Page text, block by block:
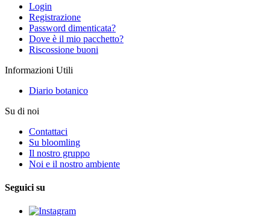
Login
Registrazione
Password dimenticata?
Dove è il mio pacchetto?
Riscossione buoni
Informazioni Utili
Diario botanico
Su di noi
Contattaci
Su bloomling
Il nostro gruppo
Noi e il nostro ambiente
Seguici su